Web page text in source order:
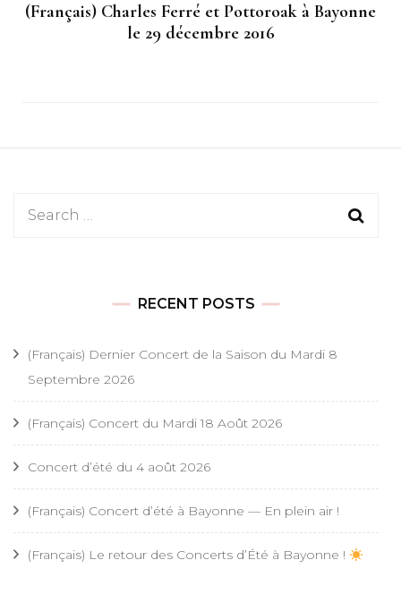
(Français) Charles Ferré et Pottoroak à Bayonne
le 29 décembre 2016
Search
RECENT POSTS
(Français) Dernier Concert de la Saison du Mardi 8
Septembre 2026
(Français) Concert du Mardi 18 Août 2026
Concert d’été du 4 août 2026
(Français) Concert d’été à Bayonne — En plein air !
(Français) Le retour des Concerts d’Été à Bayonne !